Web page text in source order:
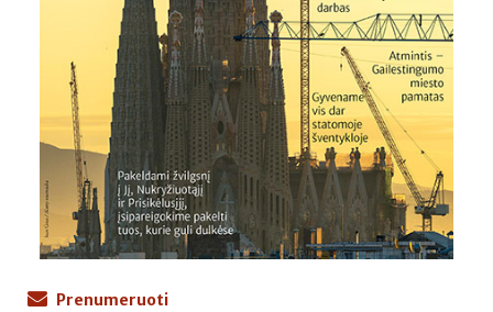
Prenumeruoti